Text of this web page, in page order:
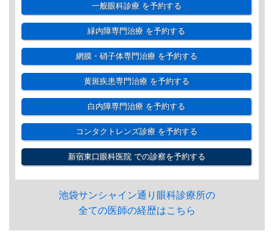
一般眼科診療を予約する
緑内障専門治療 を予約する
網膜・硝子体専門治療を予約する
黄斑疾患専門治療を予約する
白内障専門治療 を予約する
コンタクトレンズ診療を予約する
新宿東口眼科医院での診察を予約する
池袋サンシャイン通り眼科診療所の
全ての医師の経歴はこちら